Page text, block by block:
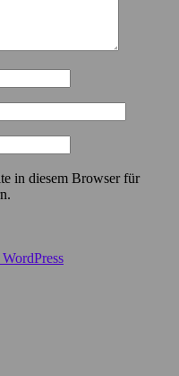
in diesem Browser für